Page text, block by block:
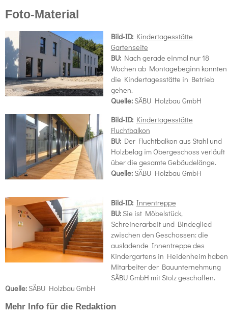
Foto-Material
Bild-ID: Kindertagesstätte
Gartenseite
BU:Nach gerade einmal nur 18
Wochen ab Montagebeginn konnten
die Kindertagesstätte in Betrieb
gehen.
Quelle:SÄBU Holzbau GmbH
Bild-ID: Kindertagesstätte
Fluchtbalkon
BU:Der Fluchtbalkon aus Stahl und
Holzbelag im Obergeschoss verläuft
über die gesamte Gebäudelänge.
Quelle:SÄBU Holzbau GmbH
Bild-ID: Innentreppe
BU:Sie ist Möbelstück,
Schreinerarbeit und Bindeglied
zwischen den Geschossen: die
ausladende Innentreppe des
Kindergartens in Heidenheim haben
Mitarbeiter der Bauunternehmung
SÄBU GmbH mit Stolz geschaffen.
Quelle:SÄBU Holzbau GmbH
Mehr Info für die Redaktion